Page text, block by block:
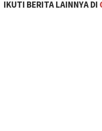
IKUTI BERITA LAINNYA DI